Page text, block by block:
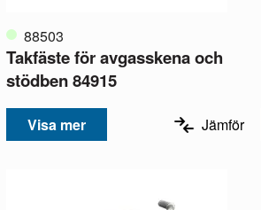
88503
Takfäste för avgasskena och
stödben 84915
Visa mer Jämför